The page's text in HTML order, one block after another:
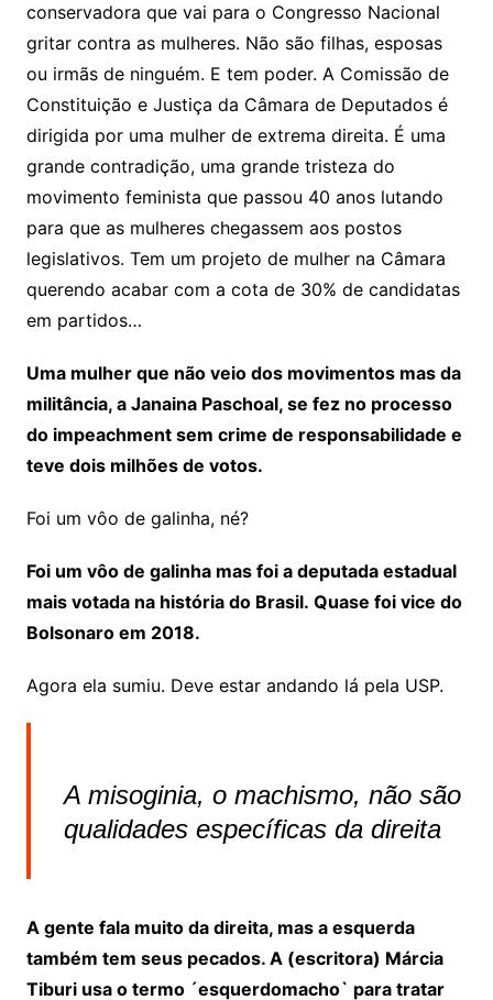
conservadora que vai para o Congresso Nacional
gritar contra as mulheres. Não são filhas, esposas
ou irmãs de ninguém. E tem poder. A Comissão de
Constituição e Justiça da Câmara de Deputados é
dirigida por uma mulher de extrema direita. É uma
grande contradição, uma grande tristeza do
movimento feminista que passou 40 anos lutando
para que as mulheres chegassem aos postos
legislativos. Tem um projeto de mulher na Câmara
querendo acabar com a cota de 30% de candidatas
em partidos…
Uma mulher que não veio dos movimentos mas da
militância, a Janaina Paschoal, se fez no processo
do impeachment sem crime de responsabilidade e
teve dois milhões de votos.
Foi um vôo de galinha, né?
Foi um vôo de galinha mas foi a deputada estadual
mais votada na história do Brasil. Quase foi vice do
Bolsonaro em 2018.
Agora ela sumiu. Deve estar andando lá pela USP.
A misoginia, o machismo, não são
qualidades específicas da direita
A gente fala muito da direita, mas a esquerda
também tem seus pecados. A (escritora) Márcia
Tiburi usa o termo ´esquerdomacho` para tratar